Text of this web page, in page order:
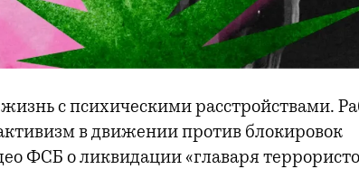
с психическими расстройствами.
в движении против блокировок
ФСБ о ликвидации «главаря